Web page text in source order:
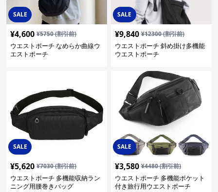
SALE
¥4,600 ¥5750(割引前)
ウエストポーチ なめらか曲線ウ
エストポーチ
SALE
¥9,840 ¥12300(割引前)
ウエストポーチ 斜め掛け多機能
ウエストポーチ
SALE
¥5,620 ¥7030(割引前)
ウエストポーチ 多機能収納ラン
ニング用腰巻きバッグ
SALE
¥3,580 ¥4480(割引前)
ウエストポーチ 多機能ポケット
付き旅行用ウエストポーチ